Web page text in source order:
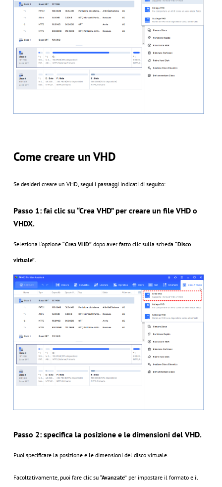
Come creare un VHD
Se desideri creare un VHD, segui i passaggi indicati di seguito:
Passo 1: fai clic su “Crea VHD” per creare un file VHD o
VHDX.
Seleziona l’opzione “Crea VHD”dopo aver fatto clic sulla scheda “Disco
virtuale”.
Passo 2: specifica la posizione e le dimensioni del VHD.
Puoi specificare la posizione e le dimensioni del disco virtuale.
Facoltativamente, puoi fare clic su “Avanzate”per impostare il formato e il